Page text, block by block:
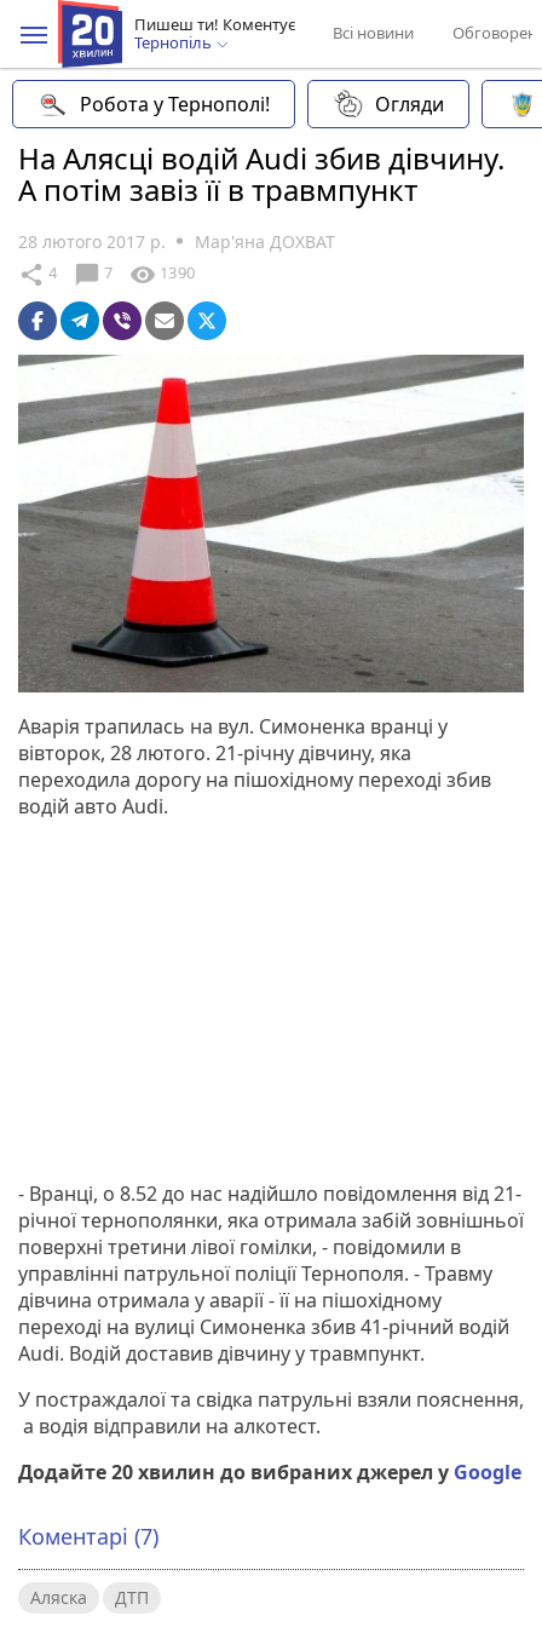
Пишеш ти! Коментує
Тернопіль
Всі новини
Робота у Тернополі! Огляди
На Алясці водій Audi збив дівчину.
А потім завіз її в травмпункт
28 лютого 2017 р. Мар'яна ДОХВАТ
share 4 chat_bubble 7 visibility 1390
Аварія трапилась на вул. Симоненка вранці у
вівторок, 28 лютого. 21-річну дівчину, яка
переходила дорогу на пішохідному переході збив
водій авто Audi.
- Вранці, о 8.52 до нас надійшло повідомлення від 21-
річної тернополянки, яка отримала забій зовнішньої
поверхні третини лівої гомілки, - повідомили в
управлінні патрульної поліції Тернополя. - Травму
дівчина отримала у аварії - її на пішохідному
переході на вулиці Симоненка збив 41-річний водій
Audi. Водій доставив дівчину у травмпункт.
У постраждалої та свідка патрульні взяли пояснення,
а водія відправили на алкотест.
Додайте 20 хвилин до вибраних джерел у Google
Коментарі (7)
Аляска ДТП